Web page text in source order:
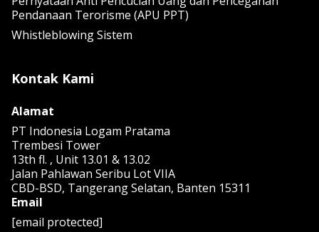
Pendanaan Terorisme (APU PPT)
Whistleblowing Sistem
Kontak Kami
Alamat
PT Indonesia Logam Pratama
Trembesi Tower
13th fl. , Unit 13.01 & 13.02
Jalan Pahlawan Seribu Lot VIIA
CBD-BSD, Tangerang Selatan, Banten 15311
Email
[email protected]